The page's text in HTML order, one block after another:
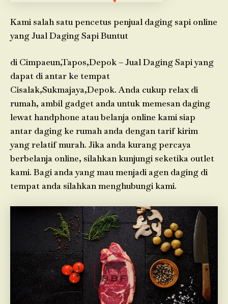
Kami salah satu pencetus penjual daging sapi online
yang Jual Daging Sapi Buntut
di Cimpaeun,Tapos,Depok – Jual Daging Sapi yang
dapat di antar ke tempat
Cisalak,Sukmajaya,Depok. Anda cukup relax di
rumah, ambil gadget anda untuk memesan daging
lewat handphone atau belanja online kami siap
antar daging ke rumah anda dengan tarif kirim
yang relatif murah. Jika anda kurang percaya
berbelanja online, silahkan kunjungi seketika outlet
kami. Bagi anda yang mau menjadi agen daging di
tempat anda silahkan menghubungi kami.